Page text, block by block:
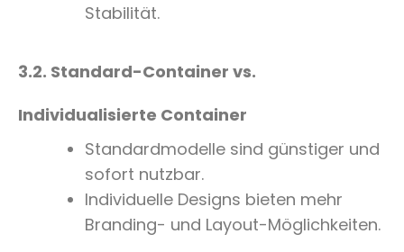
Stabilität.
3.2. Standard-Container vs.
Individualisierte Container
Standardmodelle sind günstiger und
sofort nutzbar.
Individuelle Designs bieten mehr
Branding- und Layout-Möglichkeiten.